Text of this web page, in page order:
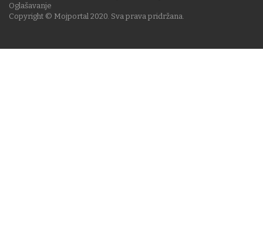
Copyright © Mojportal 2020. Sva prava pridržana.
Oglašavanje